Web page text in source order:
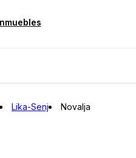
Lika-Senj Novalja